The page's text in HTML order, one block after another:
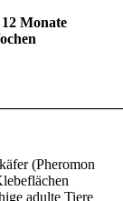
Monate
(Pheromon
adulte Tiere